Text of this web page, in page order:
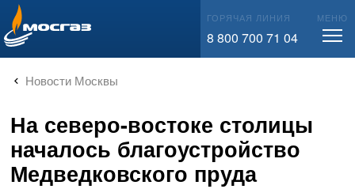
info@mos-gaz.ru ГОРЯЧАЯ ЛИНИЯ
8 800 700 71 04
МЕНЮ
Новости Москвы
На северо-востоке столицы
началось благоустройство
Медведковского пруда